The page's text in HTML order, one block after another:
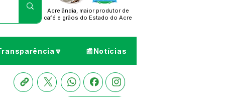
Acrelândia, maior produtor de
café e grãos do Estado do Acre
📰Notícias